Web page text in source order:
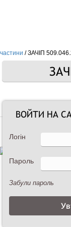
частини /ЗАЧІП
ВОЙТИ НА
Логін
Пароль
Забули пароль